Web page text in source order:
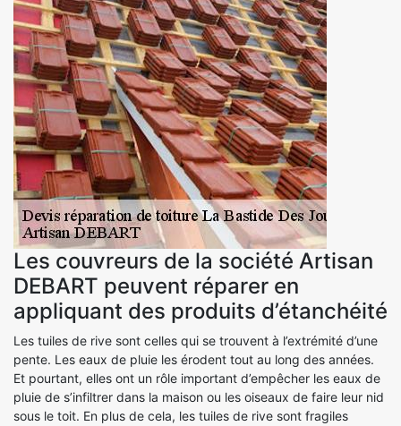
Les couvreurs de la société Artisan
DEBART peuvent réparer en
appliquant des produits d’étanchéité
Les tuiles de rive sont celles qui se trouvent à l’extrémité d’une
pente. Les eaux de pluie les érodent tout au long des années.
Et pourtant, elles ont un rôle important d’empêcher les eaux de
pluie de s’infiltrer dans la maison ou les oiseaux de faire leur nid
sous le toit. En plus de cela, les tuiles de rive sont fragiles